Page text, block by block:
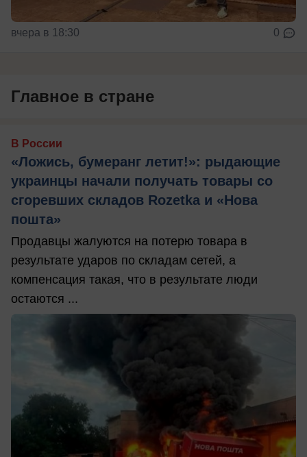
вчера в 18:30 0
Главное в стране
В России
«Ложись, бумеранг летит!»: рыдающие
украинцы начали получать товары со
сгоревших складов Rozetka и «Нова
пошта»
Продавцы жалуются на потерю товара в
результате ударов по складам сетей, а
компенсация такая, что в результате люди
остаются ...